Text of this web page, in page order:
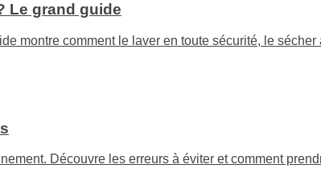
Le grand guide
montre comment le laver en toute sécurité, le
Découvre les erreurs à éviter et comment